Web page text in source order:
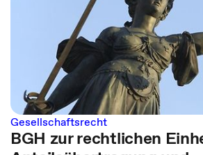
Gesellschaftsrecht
BGH zur rechtlichen